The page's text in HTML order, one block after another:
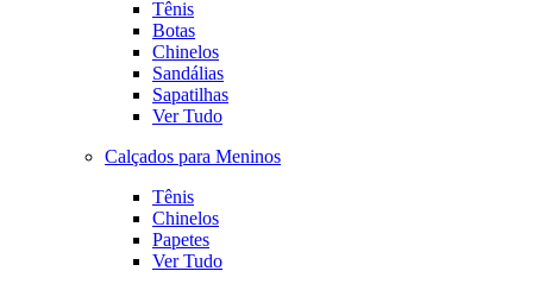
Tênis
Botas
Chinelos
Sandálias
Sapatilhas
Ver Tudo
Calçados para Meninos
Tênis
Chinelos
Papetes
Ver Tudo